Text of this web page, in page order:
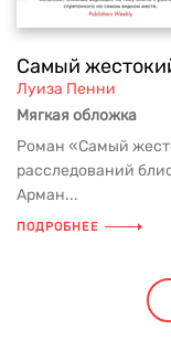
Самый
Луиза Пенни
Мягкая обложка
Роман «Самый
расследований
Арман...
ПОДРОБНЕЕ